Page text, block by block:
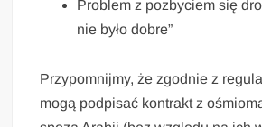
Problem z pozbyciem się
nie było dobre”
Przypomnijmy, że zgodnie z
mogą podpisać kontrakt z